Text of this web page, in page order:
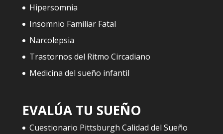
Hipersomnia
Insomnio Familiar Fatal
Narcolepsia
Trastornos del Ritmo Circadiano
Medicina del sueño infantil
EVALÚA TU SUEÑO
Cuestionario Pittsburgh Calidad del Sueño